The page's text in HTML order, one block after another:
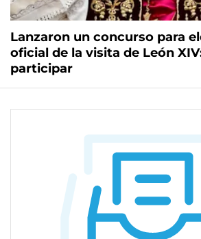
Lanzaron un concurso para
oficial de la visita de León
participar